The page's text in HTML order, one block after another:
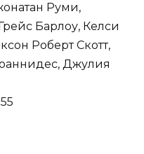
Руми,
Барлоу, Келси
Роберт Скотт,
Джулия